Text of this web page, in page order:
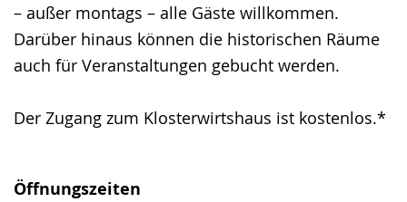
– außer montags – alle Gäste willkommen.
Darüber hinaus können die historischen Räume
auch für Veranstaltungen gebucht werden.
Der Zugang zum Klosterwirtshaus ist kostenlos.*
Öffnungszeiten